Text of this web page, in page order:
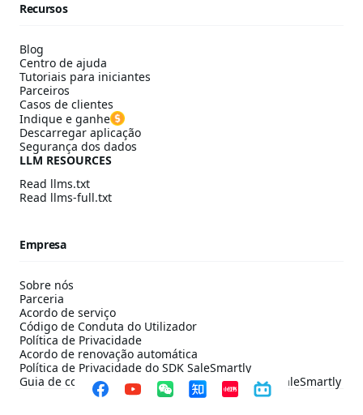
Recursos
Blog
Centro de ajuda
Tutoriais para iniciantes
Parceiros
Casos de clientes
Indique e ganhe
Descarregar aplicação
Segurança dos dados
LLM RESOURCES
Read llms.txt
Read llms-full.txt
Empresa
Sobre nós
Parceria
Acordo de serviço
Código de Conduta do Utilizador
Política de Privacidade
Acordo de renovação automática
Política de Privacidade do SDK SaleSmartly
Guia de configuração de conformidade do SDK SaleSmartly